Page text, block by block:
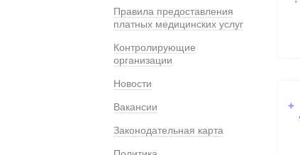
Правила предоставления
платных медицинских услуг
Контролирующие
организации
Новости
Вакансии
Законодательная карта